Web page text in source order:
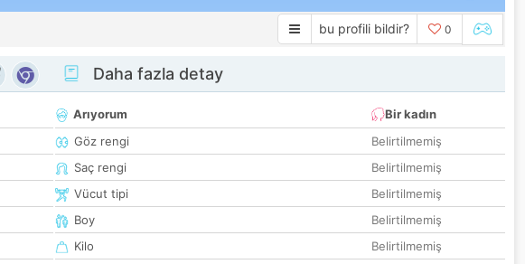
bu profili bildir? 0
Daha fazla detay
Arıyorum
Bir kadın
Göz rengi
Belirtilmemiş
Saç rengi
Belirtilmemiş
Vücut tipi
Belirtilmemiş
Boy
Belirtilmemiş
Kilo
Belirtilmemiş